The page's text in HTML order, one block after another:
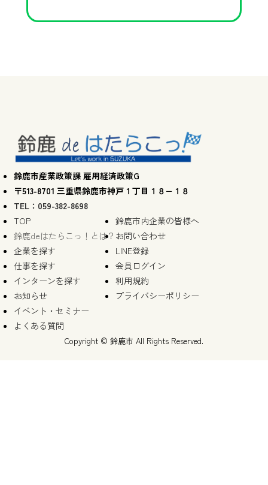
鈴鹿市産業政策課 雇用経済政策G
〒513-8701 三重県鈴鹿市神戸１丁目１８−１８
TEL：059-382-8698
TOP
鈴鹿deはたらこっ！とは？
企業を探す
仕事を探す
インターンを探す
お知らせ
イベント・セミナー
よくある質問
鈴鹿市内企業の皆様へ
お問い合わせ
LINE登録
会員ログイン
利用規約
プライバシーポリシー
Copyright © 鈴鹿市 All Rights Reserved.